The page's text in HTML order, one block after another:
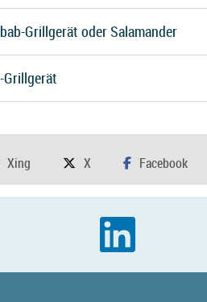
Grillgerät oder Salamander
Grillgerät